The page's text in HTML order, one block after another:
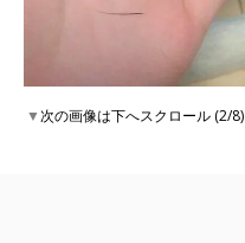
▼次の画像は下へスクロール (2/8)